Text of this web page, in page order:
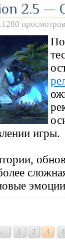
2.5 —
игры.
← 1 2 3 4